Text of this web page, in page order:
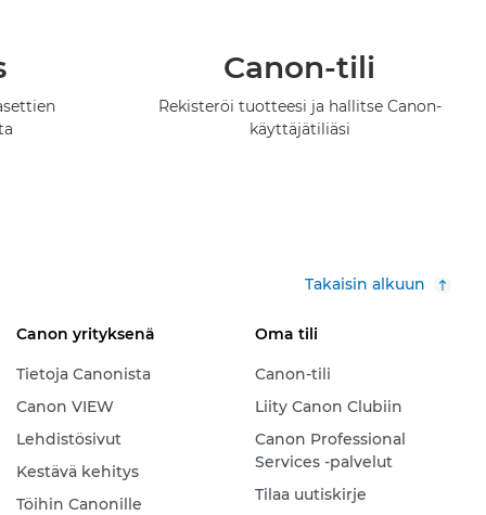
Canon-tili
Rekisteröi tuotteesi ja hallitse Canon-
käyttäjätiliäsi
Takaisin alkuun
Canon yrityksenä
Tietoja Canonista
Canon VIEW
Lehdistösivut
Kestävä kehitys
Töihin Canonille
Oma tili
Canon-tili
Liity Canon Clubiin
Canon Professional
Services -palvelut
Tilaa uutiskirje